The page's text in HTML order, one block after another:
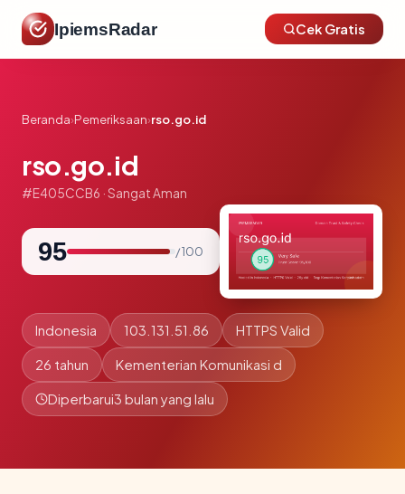
IpiemsRadar Cek Gratis
Beranda›Pemeriksaan›rso.go.id
rso.go.id
#E405CCB6 · Sangat Aman
95 / 100
Indonesia 103.131.51.86 HTTPS Valid
26 tahun Kementerian Komunikasi d
Diperbarui3 bulan yang lalu